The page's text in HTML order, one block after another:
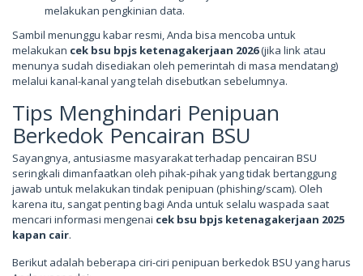
melakukan pengkinian data.
Sambil menunggu kabar resmi, Anda bisa mencoba untuk
melakukan cek bsu bpjs ketenagakerjaan 2026(jika link atau
menunya sudah disediakan oleh pemerintah di masa mendatang)
melalui kanal-kanal yang telah disebutkan sebelumnya.
Tips Menghindari Penipuan
Berkedok Pencairan BSU
Sayangnya, antusiasme masyarakat terhadap pencairan BSU
seringkali dimanfaatkan oleh pihak-pihak yang tidak bertanggung
jawab untuk melakukan tindak penipuan (phishing/scam). Oleh
karena itu, sangat penting bagi Anda untuk selalu waspada saat
mencari informasi mengenai cek bsu bpjs ketenagakerjaan 2025
kapan cair.
Berikut adalah beberapa ciri-ciri penipuan berkedok BSU yang harus